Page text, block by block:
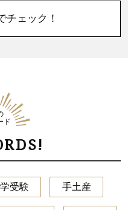
チェック！
ド
受験 手土産